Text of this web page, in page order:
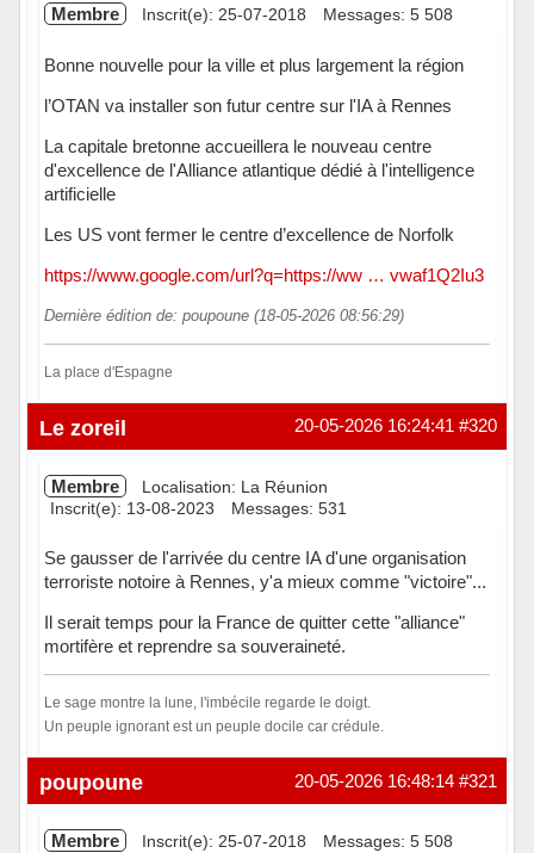
Membre Inscrit(e): 25-07-2018 Messages: 5 508
Bonne nouvelle pour la ville et plus largement la région
l’OTAN va installer son futur centre sur l'IA à Rennes
La capitale bretonne accueillera le nouveau centre
d'excellence de l'Alliance atlantique dédié à l'intelligence
artificielle
Les US vont fermer le centre d’excellence de Norfolk
https://www.google.com/url?q=https://ww … vwaf1Q2Iu3
Dernière édition de: poupoune (18-05-2026 08:56:29)
La place d'Espagne
Hors ligne #320
20-05-2026 16:24:41
Le zoreil
Membre
Localisation: La Réunion
Inscrit(e): 13-08-2023
Messages: 531
Se gausser de l'arrivée du centre IA d'une organisation
terroriste notoire à Rennes, y'a mieux comme "victoire"...
Il serait temps pour la France de quitter cette "alliance"
mortifère et reprendre sa souveraineté.
Le sage montre la lune, l'imbécile regarde le doigt.
Un peuple ignorant est un peuple docile car crédule.
Hors ligne #321
20-05-2026 16:48:14
poupoune
Membre Inscrit(e): 25-07-2018 Messages: 5 508